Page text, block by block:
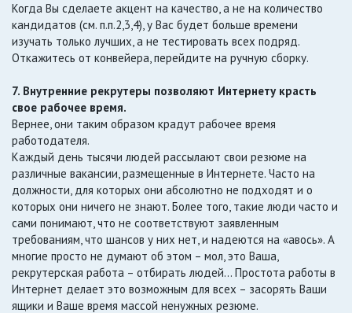
Когда Вы сделаете акцент на качество, а не на количество
кандидатов (см. п.п.2,3,4), у Вас будет больше времени
изучать только лучших, а не тестировать всех подряд.
Откажитесь от конвейера, перейдите на ручную сборку.
7. Внутренние рекрутеры позволяют Интернету красть
свое рабочее время.
Вернее, они таким образом крадут рабочее время
работодателя.
Каждый день тысячи людей рассылают свои резюме на
различные вакансии, размещенные в Интернете. Часто на
должности, для которых они абсолютно не подходят и о
которых они ничего не знают. Более того, такие люди часто и
сами понимают, что не соответствуют заявленным
требованиям, что шансов у них нет, и надеются на «авось». А
многие просто не думают об этом – мол, это Ваша,
рекрутерская работа – отбирать людей… Простота работы в
Интернет делает это возможным для всех – засорять Ваши
ящики и Ваше время массой ненужных резюме.